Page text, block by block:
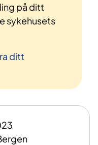
på ditt
sykehusets
ditt